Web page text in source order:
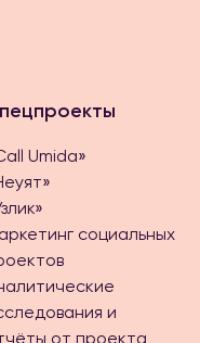
Umida»
социальных
и
от проекта